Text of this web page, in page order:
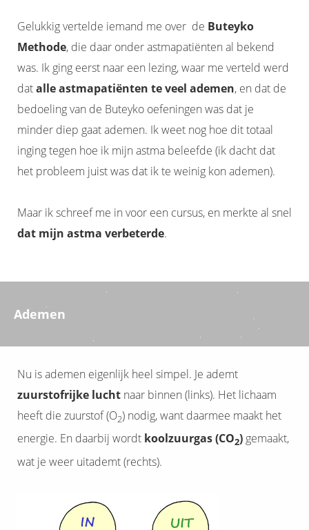
Gelukkig vertelde iemand me over de Buteyko
Methode, die daar onder astmapatiënten al bekend
was. Ik ging eerst naar een lezing, waar me verteld werd
datalle astmapatiënten te veel ademen, en dat de
bedoeling van de Buteyko oefeningen was dat je
minder diep gaat ademen. Ik weet nog hoe dit totaal
inging tegen hoe ik mijn astma beleefde (ik dacht dat
het probleem juist was dat ik te weinig kon ademen).
Maar ik schreef me in voor een cursus, en merkte al snel
dat mijn astma verbeterde.
Ademen
Nu is ademen eigenlijk heel simpel. Je ademt
zuurstofrijke lucht naar binnen (links). Het lichaam
heeft die zuurstof (O2) nodig, want daarmee maakt het
energie. En daarbij wordt koolzuurgas (CO2)gemaakt,
wat je weer uitademt (rechts).